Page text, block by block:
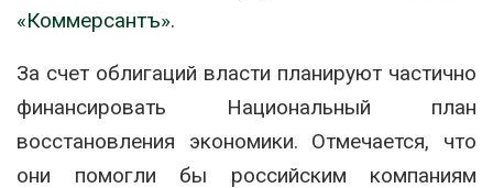
«Коммерсантъ».
За счет облигаций власти планируют частично
финансировать Национальный план
восстановления экономики. Отмечается, что
они помогли бы российским компаниям